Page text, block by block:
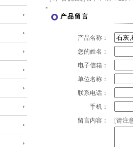
产品留言
产品名称：
您的姓名：
电子信箱：
单位名称：
联系电话：
手机：
留言内容：
[请注